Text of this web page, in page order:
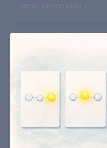
lento, conversado y